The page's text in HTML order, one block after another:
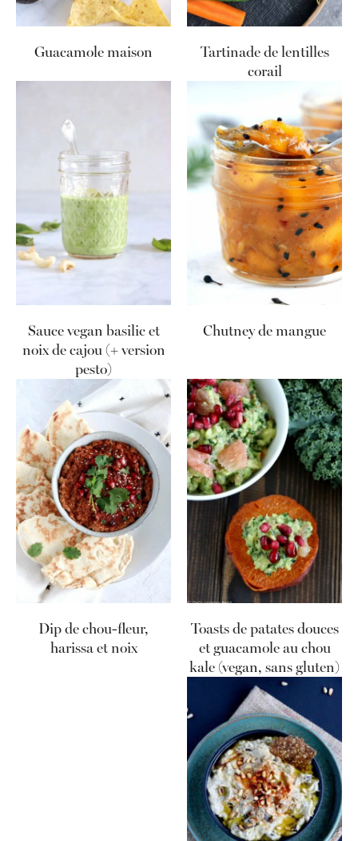
Guacamole maison
Tartinade de lentilles
corail
Sauce vegan basilic et
noix de cajou (+ version
pesto)
Chutney de mangue
Dip de chou-fleur,
harissa et noix
Toasts de patates douces
et guacamole au chou
kale (vegan, sans gluten)